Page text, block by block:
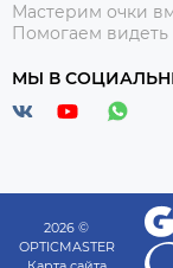
Мастерим очки
Помогаем
МЫ В
2026 ©
OPTICMASTER